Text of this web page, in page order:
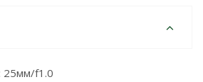
25мм/f1.0